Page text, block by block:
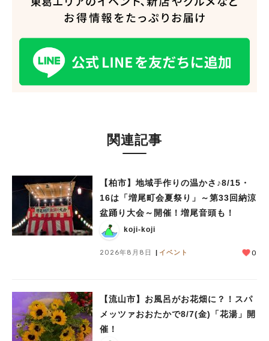
関連記事
【柏市】地域手作りの温かさ♪8/15・
16は「増尾町会夏祭り」～第33回納涼
盆踊り大会～開催！増尾音頭も！
koji-koji
2026年8月8日 イベント 0
【流山市】お風呂がお花畑に？！スパ
メッツァおおたかで8/7(金)「花湯」開
催！